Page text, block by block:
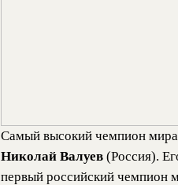
Самый высокий чемпион
Николай Валуев (Россия).
первый российский чемпион